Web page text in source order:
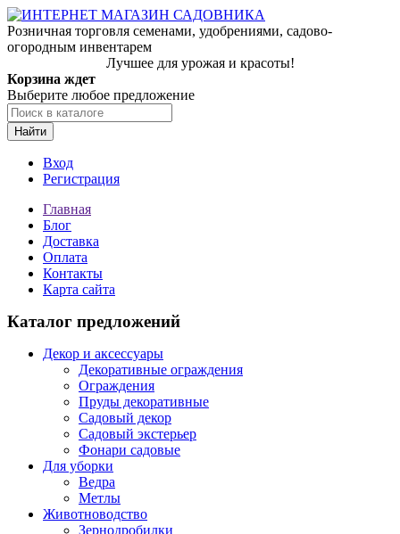
Розничная торговля семенами, удобрениями, садово-
огородным инвентарем
Лучшее для урожая и красоты!
Корзина ждет
Выберите любое предложение
Найти
Вход
Регистрация
Главная
Блог
Доставка
Оплата
Контакты
Карта сайта
Каталог предложений
Декор и аксессуары
Декоративные ограждения
Ограждения
Пруды декоративные
Садовый декор
Садовый экстерьер
Фонари садовые
Для уборки
Ведра
Метлы
Животноводство
Зернодробилки